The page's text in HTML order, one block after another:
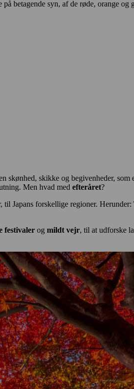
betagende syn, af de røde, orange og
skønhed, skikke og begivenheder, som
Men hvad med efteråret?
til Japans forskellige regioner. Herunder:
festivaler og mildt vejr, til at udforske